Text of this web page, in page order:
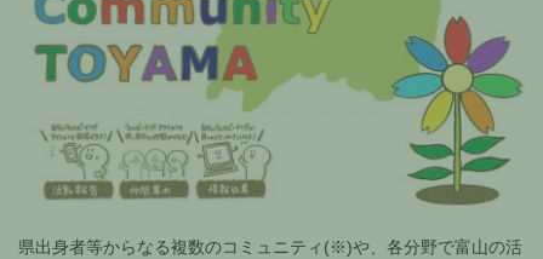
県出身者等からなる複数のコミュニティ(※)や、各分野で富山の活